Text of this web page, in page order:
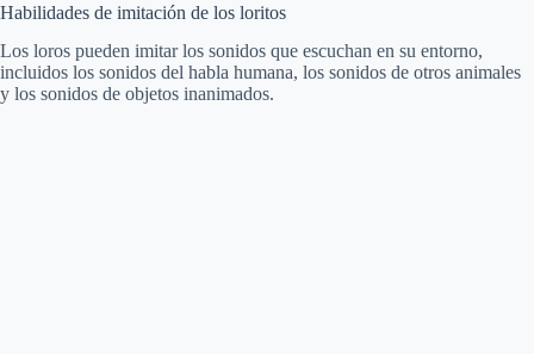
Habilidades de imitación de los loritos
Los loros pueden imitar los sonidos que escuchan en su entorno,
incluidos los sonidos del habla humana, los sonidos de otros animales
y los sonidos de objetos inanimados.